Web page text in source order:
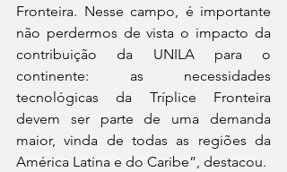
Fronteira. Nesse campo, é importante
não perdermos de vista o impacto da
contribuição da UNILA para o
continente: as necessidades
tecnológicas da Tríplice Fronteira
devem ser parte de uma demanda
maior, vinda de todas as regiões da
América Latina e do Caribe”, destacou.